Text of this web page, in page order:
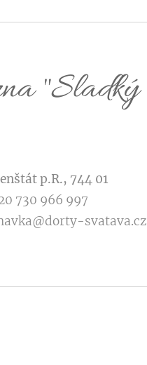
"Sladký
p.R., 744 01
730 966 997
svatava.cz